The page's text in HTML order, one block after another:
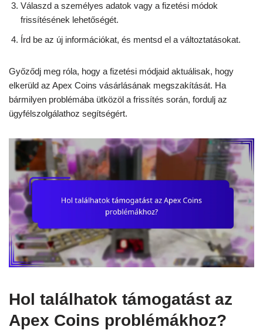
Válaszd a személyes adatok vagy a fizetési módok
frissítésének lehetőségét.
Írd be az új információkat, és mentsd el a változtatásokat.
Győződj meg róla, hogy a fizetési módjaid aktuálisak, hogy
elkerüld az Apex Coins vásárlásának megszakítását. Ha
bármilyen problémába ütközöl a frissítés során, fordulj az
ügyfélszolgálathoz segítségért.
Hol találhatok támogatást az
Apex Coins problémákhoz?